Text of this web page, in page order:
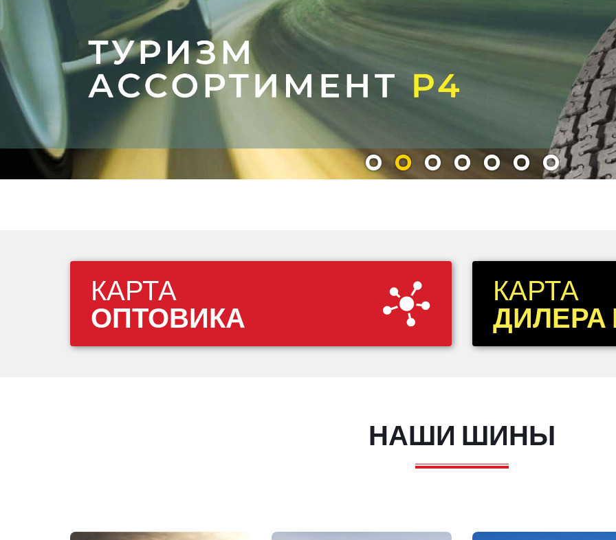
изобретательности…
1 2 3 4 5 6 7
КАРТА
ОПТОВИКА
КАРТА
НАШИ ШИНЫ